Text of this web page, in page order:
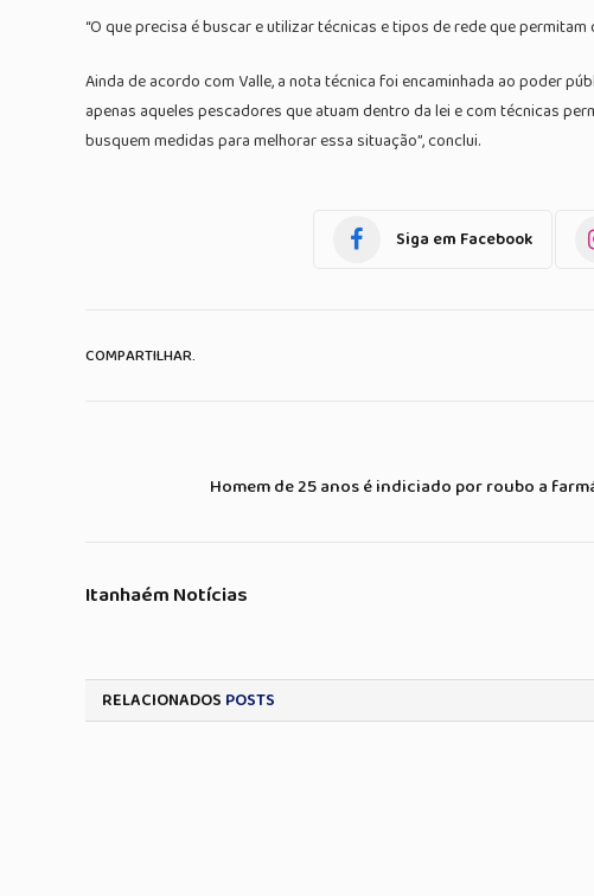
“O que precisa é buscar e utilizar técnicas e tipos de rede que
Ainda de acordo com Valle, a nota técnica foi encaminhada ao poder
apenas aqueles pescadores que atuam dentro da lei e com técnicas
busquem medidas para melhorar essa situação”, conclui.
Siga em Facebook
COMPARTILHAR.
Homem de 25 anos é indiciado por roubo a
Itanhaém Notícias
RELACIONADOS POSTS